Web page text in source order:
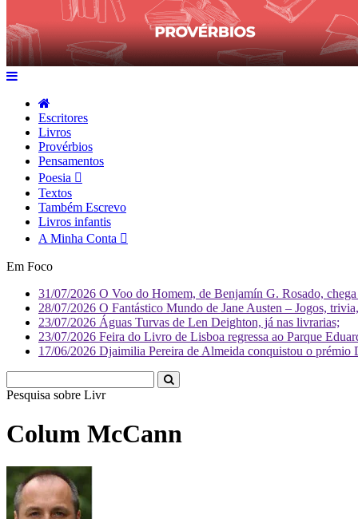
Escritores
Livros
Provérbios
Pensamentos
Poesia
Textos
Também Escrevo
Livros infantis
A Minha Conta
Em Foco
31/07/2026 O Voo do Homem, de Benjamín G. Rosado,
28/07/2026 O Fantástico Mundo de Jane Austen – Jogos,
23/07/2026 Águas Turvas de Len Deighton, já nas livrarias;
23/07/2026 Feira do Livro de Lisboa regressa ao Parque
17/06/2026 Djaimilia Pereira de Almeida conquistou o
Pesquisa sobre Literatura
Colum McCann